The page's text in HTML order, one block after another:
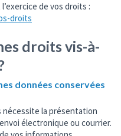
de vos droits :
droits
droits vis-à-
données conservées
nécessite la présentation
électronique ou courrier.